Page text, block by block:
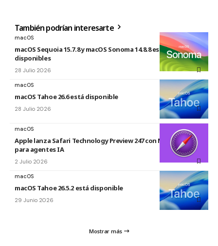
También podrían interesarte
macOS
macOS Sequoia 15.7.8 y macOS Sonoma 14.8.8 están
disponibles
28 Julio 2026
macOS
macOS Tahoe 26.6 está disponible
28 Julio 2026
macOS
Apple lanza Safari Technology Preview 247 con MCP Server
para agentes IA
2 Julio 2026
macOS
macOS Tahoe 26.5.2 está disponible
29 Junio 2026
Mostrar más